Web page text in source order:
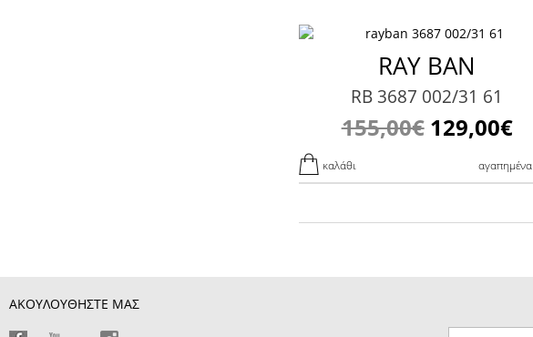
RAY BAN
RB 3687 002/31 61
155,00€129,00€
καλάθι αγαπημένα
ΑΚΟΥΛΟΥΘΗΣΤΕ ΜΑΣ